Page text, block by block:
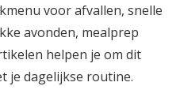
voor afvallen, snelle
avonden, mealprep
helpen je om dit
je dagelijkse routine.